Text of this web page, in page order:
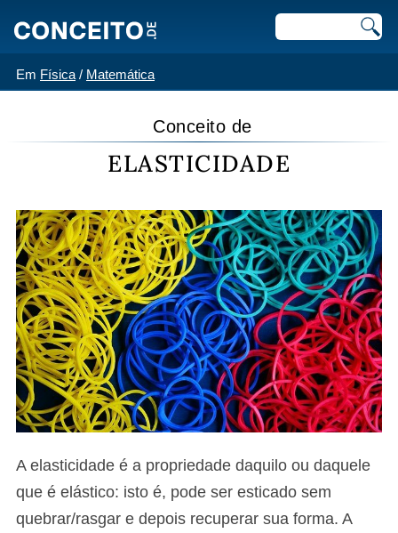
Em Física / Matemática
Conceito de
ELASTICIDADE
A elasticidade é a propriedade daquilo ou daquele
que é elástico: isto é, pode ser esticado sem
quebrar/rasgar e depois recuperar sua forma. A